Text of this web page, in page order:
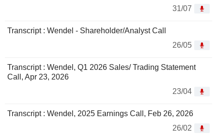
31/07
Transcript : Wendel - Shareholder/Analyst Call
26/05
Transcript : Wendel, Q1 2026 Sales/ Trading Statement
Call, Apr 23, 2026
23/04
Transcript : Wendel, 2025 Earnings Call, Feb 26, 2026
26/02